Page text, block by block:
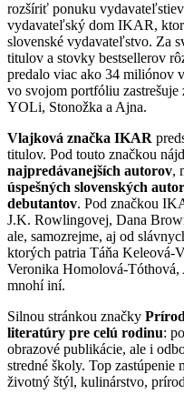
rozšíriť ponuku
vydavateľský dom IKAR,
slovenské vydavateľstvo. Za
titulov a stovky bestsellerov
predalo viac ako 34 miliónov
vo svojom portfóliu
YOLi, Stonožka a Ajna.
Vlajková značka IKAR
titulov. Pod touto značkou
najpredávanejších autorov,
úspešných slovenských
debutantov. Pod značkou
J.K. Rowlingovej, Dana
ale, samozrejme, aj od
ktorých patria Táňa Keleová-
Veronika Homolová-Tóthová,
mnohí iní.
Silnou stránkou značky
literatúry pre celú rodinu:
obrazové publikácie, ale i
stredné školy. Top zastúpenie
životný štýl, kulinárstvo,